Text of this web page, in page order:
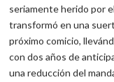
seriamente herido por
transformó en una
próximo comicio,
con dos años de
una reducción del